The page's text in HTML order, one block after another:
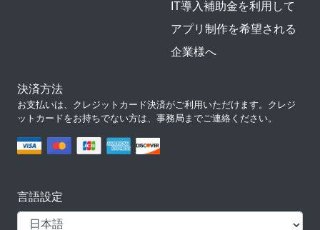
IT導入補助金を利用して
アプリ制作を希望される
企業様へ
決済方法
お支払いは、クレジットカード決済がご利用いただけます。クレジ
ットカードをお持ちでない方は、事務局までご連絡ください。
言語設定